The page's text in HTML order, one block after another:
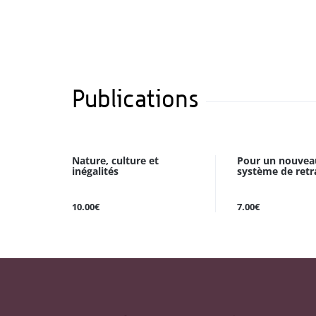
Publications
Nature, culture et
inégalités
10.00€
Pour un
système de
7.00€